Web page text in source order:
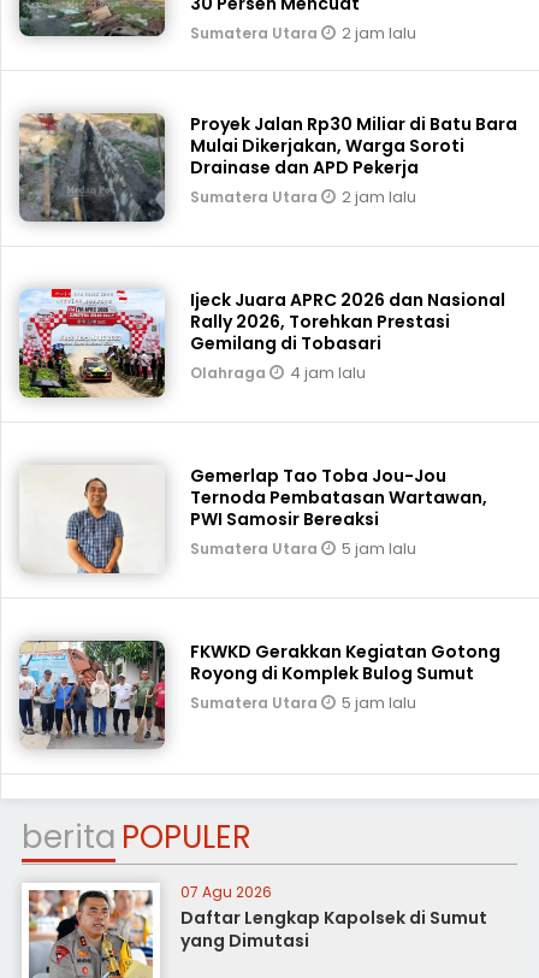
Sumatera Utara 2 jam lalu
Proyek Jalan Rp30 Miliar di Batu Bara
Mulai Dikerjakan, Warga Soroti
Drainase dan APD Pekerja
Sumatera Utara 2 jam lalu
Ijeck Juara APRC 2026 dan Nasional
Rally 2026, Torehkan Prestasi
Gemilang di Tobasari
Olahraga 4 jam lalu
Gemerlap Tao Toba Jou-Jou
Ternoda Pembatasan Wartawan,
PWI Samosir Bereaksi
Sumatera Utara 5 jam lalu
FKWKD Gerakkan Kegiatan Gotong
Royong di Komplek Bulog Sumut
Sumatera Utara 5 jam lalu
berita POPULER
07 Agu 2026
Daftar Lengkap Kapolsek di Sumut
yang Dimutasi